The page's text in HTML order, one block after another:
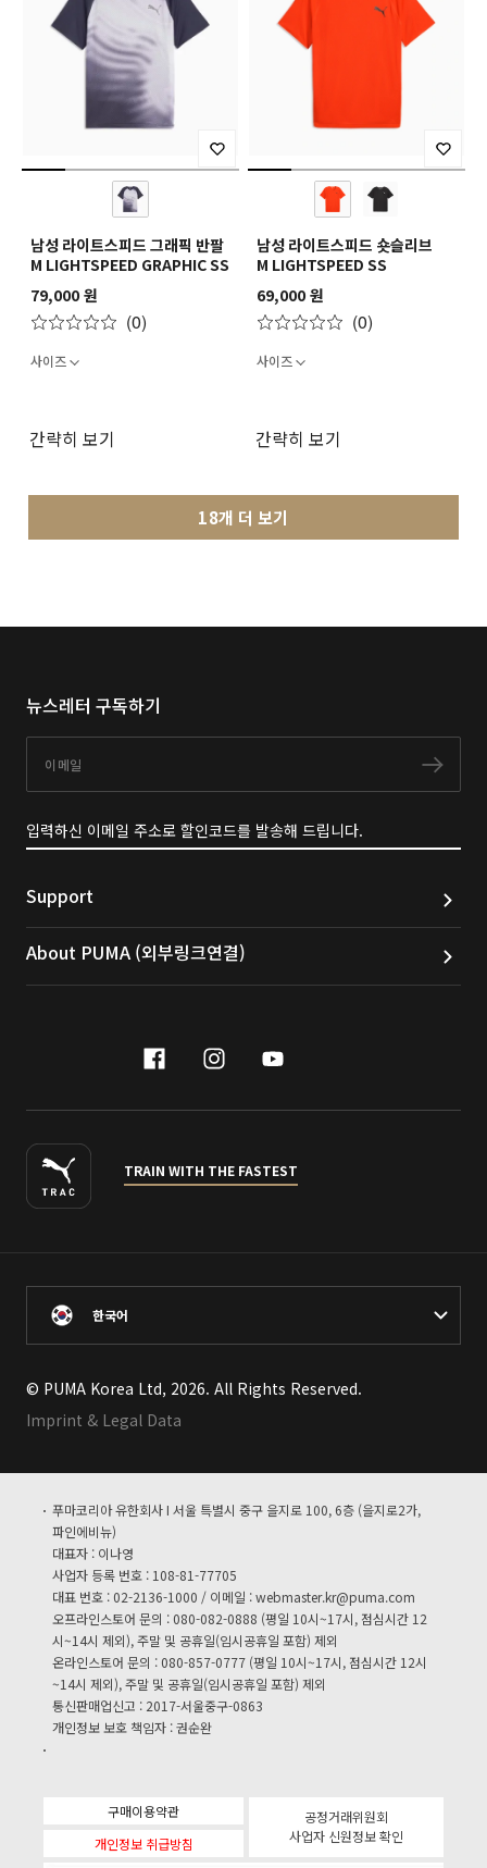
남성 라이트스피드 그래픽 반팔
M LIGHTSPEED GRAPHIC SS
79,000 원
(0)
사이즈
간략히 보기
남성 라이트스피드 숏슬리브
M LIGHTSPEED SS
69,000 원
(0)
사이즈
간략히 보기
18개 더 보기
뉴스레터 구독하기
구독
입력하신 이메일 주소로 할인코드를 발송해 드립니다.
Support
About PUMA (외부링크연결)
facebook
instagram
youtube
TRAIN WITH THE FASTEST
한국어
© PUMA Korea Ltd, 2026. All Rights Reserved.
Imprint & Legal Data
푸마코리아 유한회사 I 서울 특별시 중구 을지로 100, 6층 (을지로2가,
파인에비뉴)
대표자 : 이나영
사업자 등록 번호 : 108-81-77705
대표 번호 : 02-2136-1000 / 이메일 :webmaster.kr@puma.com
오프라인스토어 문의 : 080-082-0888 (평일 10시~17시, 점심시간 12
시~14시 제외), 주말 및 공휴일(임시공휴일 포함) 제외
온라인스토어 문의 : 080-857-0777 (평일 10시~17시, 점심시간 12시
~14시 제외), 주말 및 공휴일(임시공휴일 포함) 제외
통신판매업신고 : 2017-서울중구-0863
개인정보 보호 책임자 : 권순완
구매이용약관
개인정보 취급방침
공정거래위원회
사업자 신원정보 확인